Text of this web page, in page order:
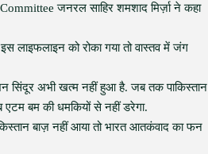
जनरल साहिर शमशाद मिर्ज़ा ने कहा
लाइफलाइन को रोका गया तो वास्तव में जंग
सिंदूर अभी खत्म नहीं हुआ है. जब तक पाकिस्तान
एटम बम की धमकियों से नहीं डरेगा.
बाज़ नहीं आया तो भारत आतकंवाद का फन